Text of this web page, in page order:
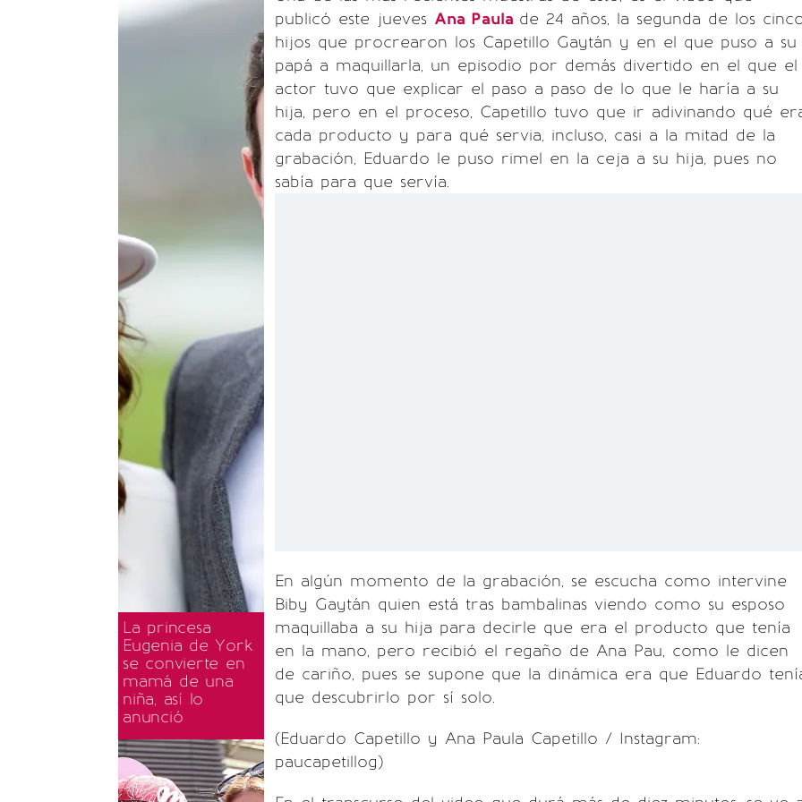
La princesa
Eugenia de York
se convierte en
mamá de una
niña, así lo
anunció
publicó este jueves Ana Paula de 24 años, la segunda de los
hijos que procrearon los Capetillo Gaytán y en el que puso a su
papá a maquillarla, un episodio por demás divertido en el que el
actor tuvo que explicar el paso a paso de lo que le haría a su
hija, pero en el proceso, Capetillo tuvo que ir adivinando qué
cada producto y para qué servia, incluso, casi a la mitad de la
grabación, Eduardo le puso rimel en la ceja a su hija, pues no
sabía para que servía.
En algún momento de la grabación, se escucha como intervine
Biby Gaytán quien está tras bambalinas viendo como su esposo
maquillaba a su hija para decirle que era el producto que tenía
en la mano, pero recibió el regaño de Ana Pau, como le dicen
de cariño, pues se supone que la dinámica era que Eduardo
que descubrirlo por sí solo.
(Eduardo Capetillo y Ana Paula Capetillo / Instagram:
paucapetillog)